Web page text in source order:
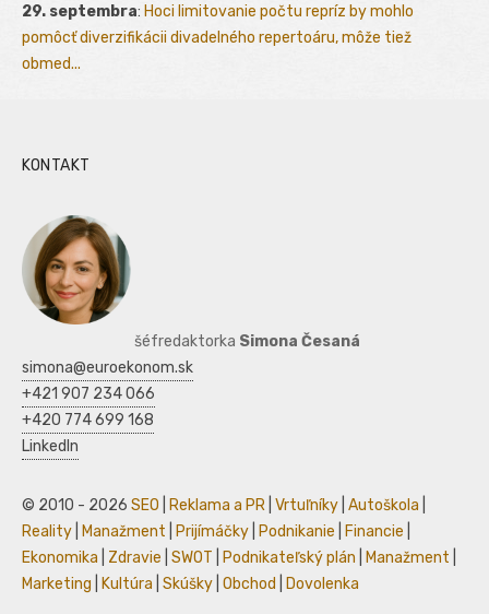
29. septembra: Hoci limitovanie počtu repríz by mohlo
pomôcť diverzifikácii divadelného repertoáru, môže tiež
obmed...
KONTAKT
šéfredaktorka Simona Česaná
simona@euroekonom.sk
+421 907 234 066
+420 774 699 168
LinkedIn
© 2010 - 2026 SEO Reklama a PR Vrtuľníky Autoškola
Reality
Manažment Prijímáčky Podnikanie Financie
Ekonomika
Zdravie SWOT Podnikateľský plán Manažment
Marketing
Kultúra Skúšky Obchod Dovolenka